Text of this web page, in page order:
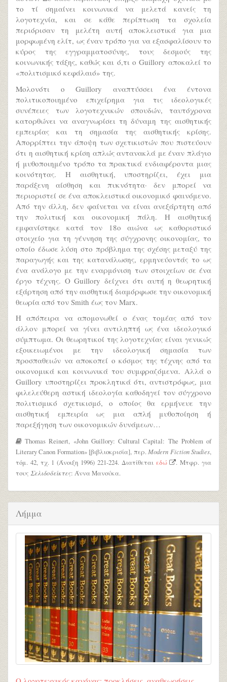
το τί σημαίνει κοινωνικά να μελετά κανείς τη
λογοτεχνία, και σε κάθε περίπτωση τα σχολεία
περιόρισαν τη μελέτη αυτή αποκλειστικά για μια
μορφωμένη ελίτ, ως έναν τρόπο για να εξασφαλίσουν το
κύρος της εγγραμματοσύνης, τους δεσμούς της
κοινωνικής τάξης, καθώς και ό,τι ο Guillory αποκαλεί το
«πολιτισμικό κεφάλαιό» της.
Μολονότι ο Guillory αναπτύσσει ένα έντονα
πολιτικοποιημένο επιχείρημα για τις ιδεολογικές
συνέπειες των λογοτεχνικών σπουδών, ταυτόχρονα
κατορθώνει να αναγνωρίσει τη δύναμη της αισθητικής
εμπειρίας και τη σημασία της αισθητικής κρίσης.
Απορρίπτει την άποψη των σχετικιστών που πιστεύουν
ότι η αισθητική κρίση απλώς αντανακλά με έναν πλάγιο
ή μυθοποιημένο τρόπο τα πρακτικά ενδιαφέροντα μιας
κοινότητας. Η αισθητική, υποστηρίζει, έχει μια
παράξενη αίσθηση και πυκνότητα· δεν μπορεί να
περιοριστεί σε ένα αποκλειστικά οικονομικό φαινόμενο.
Από την άλλη, δεν φαίνεται να είναι ανεξάρτητη από
την πολιτική και οικονομική πάλη. Η αισθητική
εμφανίστηκε κατά τον 18ο αιώνα ως καθοριστικό
στοιχείο για τη γέννηση της σύγχρονης οικονομίας, το
οποίο έδωσε λύση στο πρόβλημα της σχέσης μεταξύ της
παραγωγής και της κατανάλωσης, ερμηνεύοντάς το ως
ένα ανάλογο με την εναρμόνιση των στοιχείων σε ένα
έργο τέχνης. Ο Guillory δείχνει ότι αυτή η θεωρητική
εξάρτηση από την αισθητική διαμόρφωσε την οικονομική
θεωρία από τον Smith έως τον Marx.
Η απόπειρα να απομονωθεί ο ένας τομέας από τον
άλλον μπορεί να γίνει αντιληπτή ως ένα ιδεολογικό
σύμπτωμα. Οι θεωρητικοί της λογοτεχνίας είναι γενικώς
εξοικειωμένοι με την ιδεολογική σημασία των
προσπαθειών να αποκοπεί ο κόσμος της τέχνης από τα
οικονομικά και κοινωνικά του συμφραζόμενα. Αλλά ο
Guillory υποστηρίζει προκλητικά ότι, αντιστρόφως, μια
φιλελεύθερη αστική ιδεολογία καθοδηγεί τον σύγχρονο
πολιτισμικό σχετικισμό, ο οποίος θα ερμήνευε την
αισθητική εμπειρία ως μια απλή μυθοποίηση ή
παρεξήγηση των οικονομικών δυνάμεων…
Thomas Reinert, «John Guillory: Cultural Capital: The Problem of
Literary Canon Formation» [βιβλιοκρισία], περ. Modern Fiction Studies,
τόμ. 42, τχ. 1 (Άνοιξη 1996) 221-224. Διατίθεται εδώ
. Μτφρ. για
τους Σελιδοδείκτες: Άννα Μανούκα.
Λήμμα